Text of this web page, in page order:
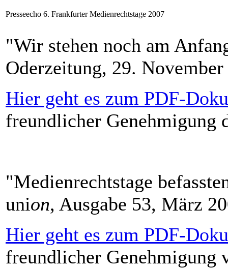
Presseecho 6. Frankfurter Medienrechtstage 2007
"Wir stehen noch am
Oderzeitung, 29.
Hier geht es zum PDF-
freundlicher Genehmigung
"Medienrechtstage
union, Ausgabe 53, März
Hier geht es zum PDF-
freundlicher Genehmigung